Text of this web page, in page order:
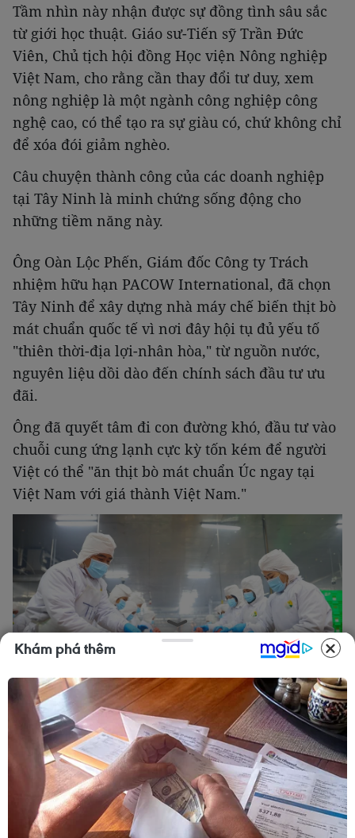
Tầm nhìn này nhận được sự đồng tình sâu sắc
từ giới học thuật. Giáo sư-Tiến sỹ Trần Đức
Viên, Chủ tịch hội đồng Học viện Nông nghiệp
Việt Nam, cho rằng cần thay đổi tư duy, xem
nông nghiệp là một ngành công nghiệp công
nghệ cao, có thể tạo ra sự giàu có, chứ không chỉ
để xóa đói giảm nghèo.
Câu chuyện thành công của các doanh nghiệp
tại Tây Ninh là minh chứng sống động cho
những tiềm năng này.
Ông Oàn Lộc Phến, Giám đốc Công ty Trách
nhiệm hữu hạn PACOW International, đã chọn
Tây Ninh để xây dựng nhà máy chế biến thịt bò
mát chuẩn quốc tế vì nơi đây hội tụ đủ yếu tố
"thiên thời-địa lợi-nhân hòa," từ nguồn nước,
nguyên liệu dồi dào đến chính sách đầu tư ưu
đãi.
Ông đã quyết tâm đi con đường khó, đầu tư vào
chuỗi cung ứng lạnh cực kỳ tốn kém để người
Việt có thể "ăn thịt bò mát chuẩn Úc ngay tại
Việt Nam với giá thành Việt Nam."
Chế biến thịt bò tại Công ty Trách nhiệm hữu hạn PACOW
International. (Ảnh: Minh Phú/TTXVN)
Từ một sản phẩm truyền thống, câu chuyện của
ông Đặng Khánh Duy, Tổng Giám đốc Công ty
Trách nhiệm hữu hạn Tân Nhiên, là một nguồn
cảm hứng lớn. Khởi nghiệp từ năm 2012, ông đã
Khám phá thêm